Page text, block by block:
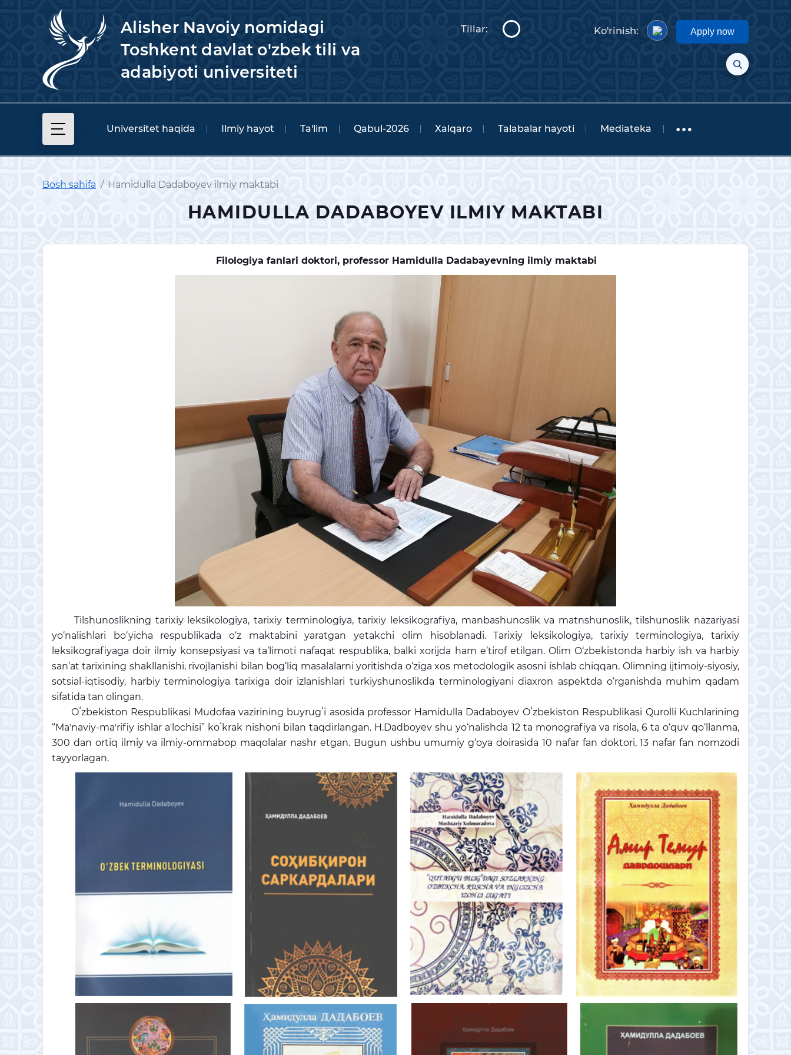
Alisher Navoiy nomidagi
Toshkent davlat o'zbek tili va
adabiyoti universiteti
Tillar: Ko'rinish: Apply now
Universitet haqida Ilmiy hayot Ta'lim Qabul-2026 Xalqaro Talabalar hayoti Mediateka
Bosh sahifa Hamidulla Dadaboyev ilmiy maktabi
HAMIDULLA DADABOYEV ILMIY MAKTABI
Filologiya fanlari doktori, professor Hamidulla Dadabayevning ilmiy maktabi
Tilshunoslikning tarixiy leksikologiya, tarixiy terminologiya, tarixiy leksikografiya, manbashunoslik va matnshunoslik, tilshunoslik nazariyasi
yo‘nalishlari bo‘yicha respublikada o‘z maktabini yaratgan yetakchi olim hisoblanadi. Tarixiy leksikologiya, tarixiy terminologiya, tarixiy
leksikografiyaga doir ilmiy konsepsiyasi va ta’limoti nafaqat respublika, balki xorijda ham e’tirof etilgan. Olim O‘zbekistonda harbiy ish va harbiy
san’at tarixining shakllanishi, rivojlanishi bilan bog‘liq masalalarni yoritishda o‘ziga xos metodologik asosni ishlab chiqqan. Olimning ijtimoiy-siyosiy,
sotsial-iqtisodiy, harbiy terminologiya tarixiga doir izlanishlari turkiyshunoslikda terminologiyani diaxron aspektda o‘rganishda muhim qadam
sifatida tan olingan.
Oʻzbekiston Respublikasi Mudofaa vazirining buyrugʻi asosida professor Hamidulla Dadaboyev Oʻzbekiston Respublikasi Qurolli Kuchlarining
“Maʼnaviy-maʼrifiy ishlar aʼlochisi” koʻkrak nishoni bilan taqdirlangan. H.Dadboyev shu yo‘nalishda 12 ta monografiya va risola, 6 ta o‘quv qo‘llanma,
300 dan ortiq ilmiy va ilmiy-ommabop maqolalar nashr etgan. Bugun ushbu umumiy g‘oya doirasida 10 nafar fan doktori, 13 nafar fan nomzodi
tayyorlagan.